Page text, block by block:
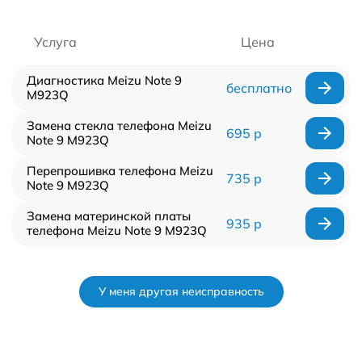
Услуга Цена
Диагностика Meizu Note 9
M923Q
бесплатно
Замена стекла телефона Meizu
Note 9 M923Q
695 р
Перепрошивка телефона Meizu
Note 9 M923Q
735 р
Замена материнской платы
телефона Meizu Note 9 M923Q
935 р
У меня другая неисправность